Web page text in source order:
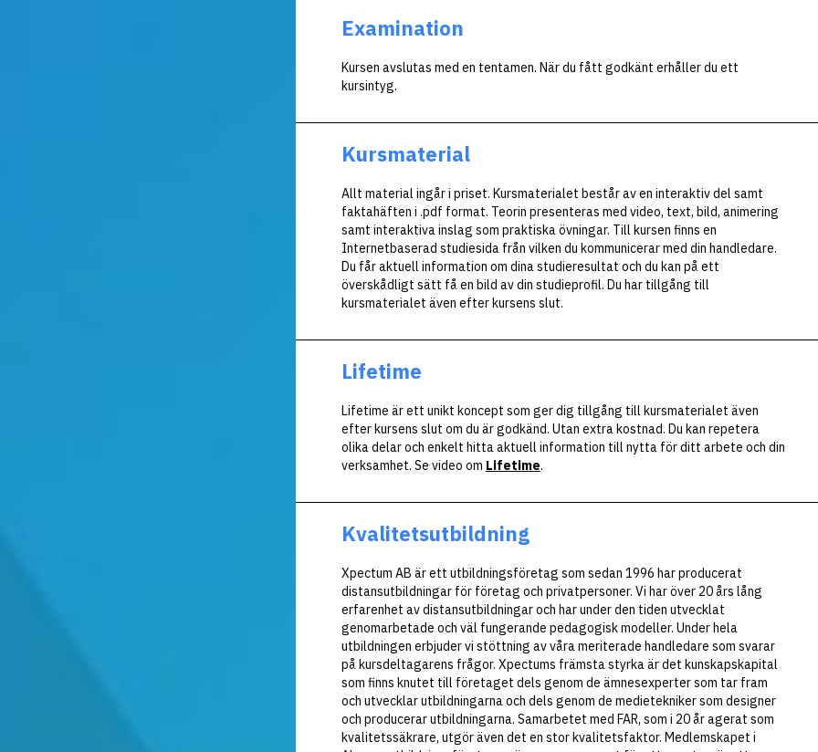
Examination
Kursen avslutas med en tentamen. När du fått godkänt erhåller du ett
kursintyg.
Kursmaterial
Allt material ingår i priset. Kursmaterialet består av en interaktiv del samt
faktahäften i .pdf format. Teorin presenteras med video, text, bild, animering
samt interaktiva inslag som praktiska övningar. Till kursen finns en
Internetbaserad studiesida från vilken du kommunicerar med din handledare.
Du får aktuell information om dina studieresultat och du kan på ett
överskådligt sätt få en bild av din studieprofil. Du har tillgång till
kursmaterialet även efter kursens slut.
Lifetime
Lifetime är ett unikt koncept som ger dig tillgång till kursmaterialet även
efter kursens slut om du är godkänd. Utan extra kostnad. Du kan repetera
olika delar och enkelt hitta aktuell information till nytta för ditt arbete och din
verksamhet. Se video om Lifetime.
Kvalitetsutbildning
Xpectum AB är ett utbildningsföretag som sedan 1996 har producerat
distansutbildningar för företag och privatpersoner. Vi har över 20 års lång
erfarenhet av distansutbildningar och har under den tiden utvecklat
genomarbetade och väl fungerande pedagogisk modeller. Under hela
utbildningen erbjuder vi stöttning av våra meriterade handledare som svarar
på kursdeltagarens frågor. Xpectums främsta styrka är det kunskapskapital
som finns knutet till företaget dels genom de ämnesexperter som tar fram
och utvecklar utbildningarna och dels genom de medietekniker som designer
och producerar utbildningarna. Samarbetet med FAR, som i 20 år agerat som
kvalitetssäkrare, utgör även det en stor kvalitetsfaktor. Medlemskapet i